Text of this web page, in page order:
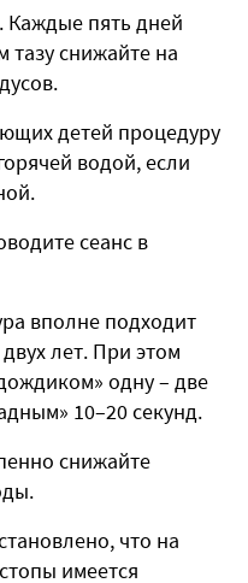
Каждые пять дней
тазу снижайте на
детей процедуру
водой, если
сеанс в
вполне подходит
лет. При этом
одну – две
10–20 секунд.
снижайте
что на
имеется